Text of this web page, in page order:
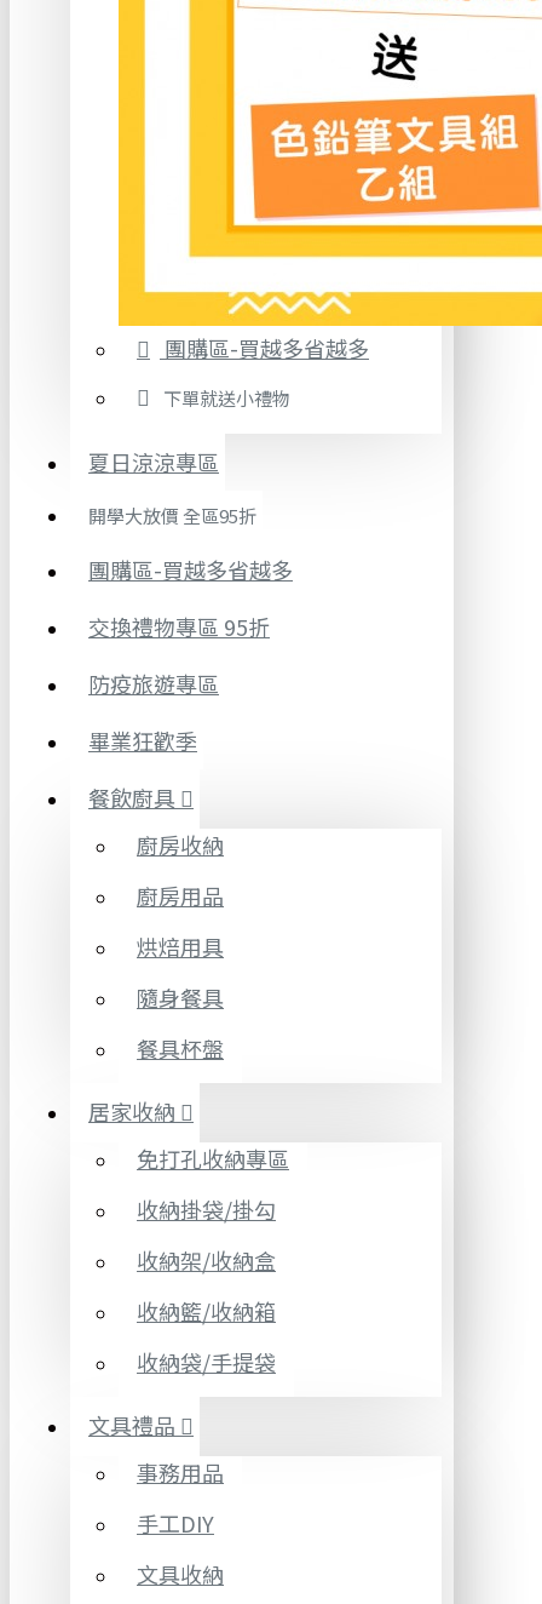
團購區-買越多省越多
下單就送小禮物
夏日涼涼專區
開學大放價 全區95折
團購區-買越多省越多
交換禮物專區 95折
防疫旅遊專區
畢業狂歡季
餐飲廚具
廚房收納
廚房用品
烘焙用具
隨身餐具
餐具杯盤
居家收納
免打孔收納專區
收納掛袋/掛勾
收納架/收納盒
收納籃/收納箱
收納袋/手提袋
文具禮品
事務用品
手工DIY
文具收納